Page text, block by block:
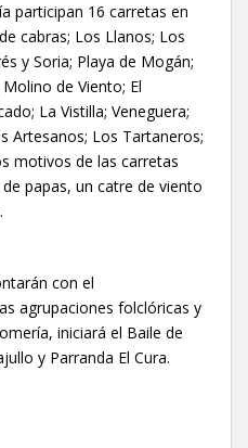
participan 16 carretas en
cabras; Los Llanos; Los
y Soria; Playa de Mogán;
de Viento; El
La Vistilla; Veneguera;
Artesanos; Los Tartaneros;
motivos de las carretas
papas, un catre de viento
con el
agrupaciones folclóricas y
iniciará el Baile de
y Parranda El Cura.